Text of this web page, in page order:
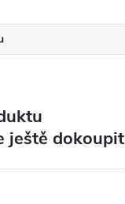
ještě dokoupit